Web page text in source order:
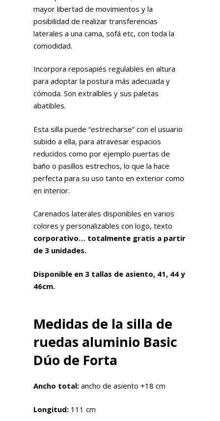
mayor libertad de movimientos y la
posibilidad de realizar transferencias
laterales a una cama, sofá etc, con toda la
comodidad.
Incorpora reposapiés regulables en altura
para adoptar la postura más adecuada y
cómoda. Son extraíbles y sus paletas
abatibles.
Esta silla puede “estrecharse” con el usuario
subido a ella, para atravesar espacios
reducidos como por ejemplo puertas de
baño o pasillos estrechos, lo que la hace
perfecta para su uso tanto en exterior como
en interior.
Carenados laterales disponibles en varios
colores y personalizables con logo, texto
corporativo… totalmente gratis a partir
de 3 unidades.
Disponible en 3 tallas de asiento, 41, 44 y
46cm.
Medidas de la silla de
ruedas aluminio Basic
Dúo de Forta
Ancho total: ancho de asiento +18 cm
Longitud: 111 cm